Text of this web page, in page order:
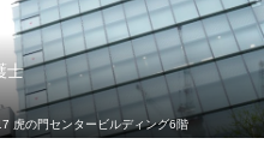
士
虎の門センタービルディング6階